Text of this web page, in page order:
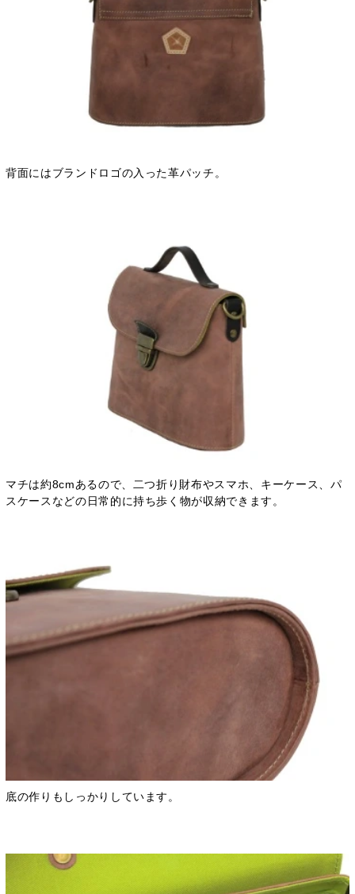
背面にはブランドロゴの入った革パッチ。
マチは約8cmあるので、二つ折り財布やスマホ、キーケース、パ
スケースなどの日常的に持ち歩く物が収納できます。
底の作りもしっかりしています。